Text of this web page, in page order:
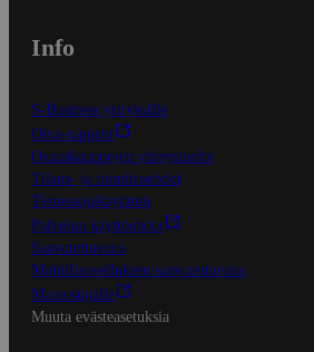
Info
S-Business yrityksille
Oiva-raportit
Osuuskauppojen yhteystiedot
Tilaus- ja toimitusehdot
Tietosuojakäytäntö
Palvelun käyttöehdot
Saavutettavuus
Mobiilisovelluksen saavutettavuus
Mainostajalle
Muuta evästeasetuksia